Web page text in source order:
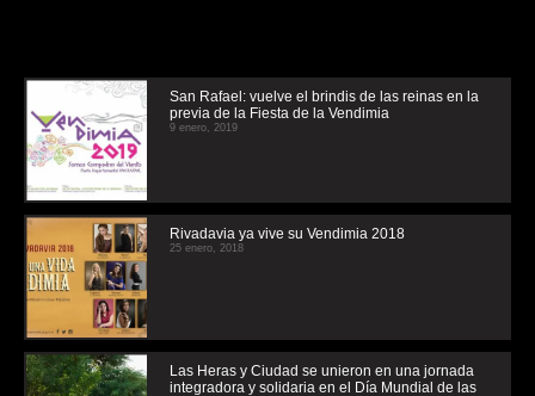
San Rafael: vuelve el brindis de las reinas en la
previa de la Fiesta de la Vendimia
9 enero, 2019
Rivadavia ya vive su Vendimia 2018
25 enero, 2018
Las Heras y Ciudad se unieron en una jornada
integradora y solidaria en el Día Mundial de las